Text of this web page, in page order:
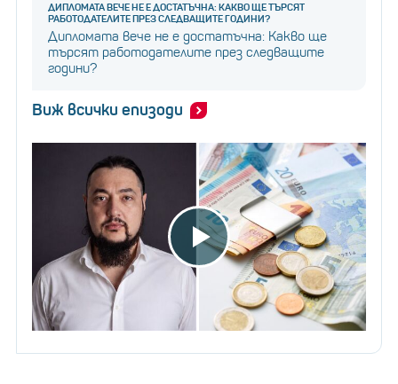
ДИПЛОМАТА ВЕЧЕ НЕ Е ДОСТАТЪЧНА: КАКВО ЩЕ ТЪРСЯТ
РАБОТОДАТЕЛИТЕ ПРЕЗ СЛЕДВАЩИТЕ ГОДИНИ?
Дипломата вече не е достатъчна: Какво ще
търсят работодателите през следващите
години?
Виж всички епизоди